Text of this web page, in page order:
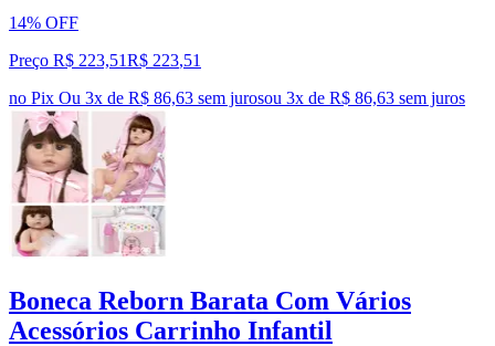
14% OFF
Preço R$ 223,51R$ 223,51
no Pix Ou 3x de R$ 86,63 sem jurosou 3x de R$ 86,63 sem juros
Boneca Reborn Barata Com Vários
Acessórios Carrinho Infantil